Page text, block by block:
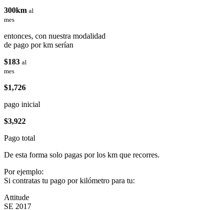
300km al
mes
entonces, con nuestra modalidad
de pago por km serían
$183 al
mes
$1,726
pago inicial
$3,922
Pago total
De esta forma solo pagas por los km que recorres.
Por ejemplo:
Si contratas tu pago por kilómetro para tu:
Attitude
SE 2017